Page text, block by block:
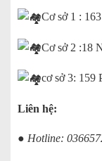
Cơ sở 1 :
Cơ sở 2 :18
cơ sở 3: 159
Liên hệ:
● Hotline: